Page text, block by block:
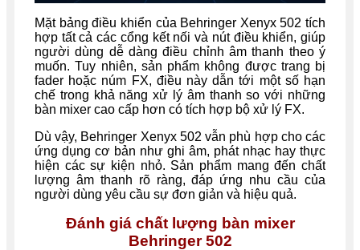
Mặt bảng điều khiển của Behringer Xenyx 502 tích
hợp tất cả các cổng kết nối và nút điều khiển, giúp
người dùng dễ dàng điều chỉnh âm thanh theo ý
muốn. Tuy nhiên, sản phẩm không được trang bị
fader hoặc núm FX, điều này dẫn tới một số hạn
chế trong khả năng xử lý âm thanh so với những
bàn mixer cao cấp hơn có tích hợp bộ xử lý FX.
Dù vậy, Behringer Xenyx 502 vẫn phù hợp cho các
ứng dụng cơ bản như ghi âm, phát nhạc hay thực
hiện các sự kiện nhỏ. Sản phẩm mang đến chất
lượng âm thanh rõ ràng, đáp ứng nhu cầu của
người dùng yêu cầu sự đơn giản và hiệu quả.
Đánh giá chất lượng bàn mixer
Behringer 502